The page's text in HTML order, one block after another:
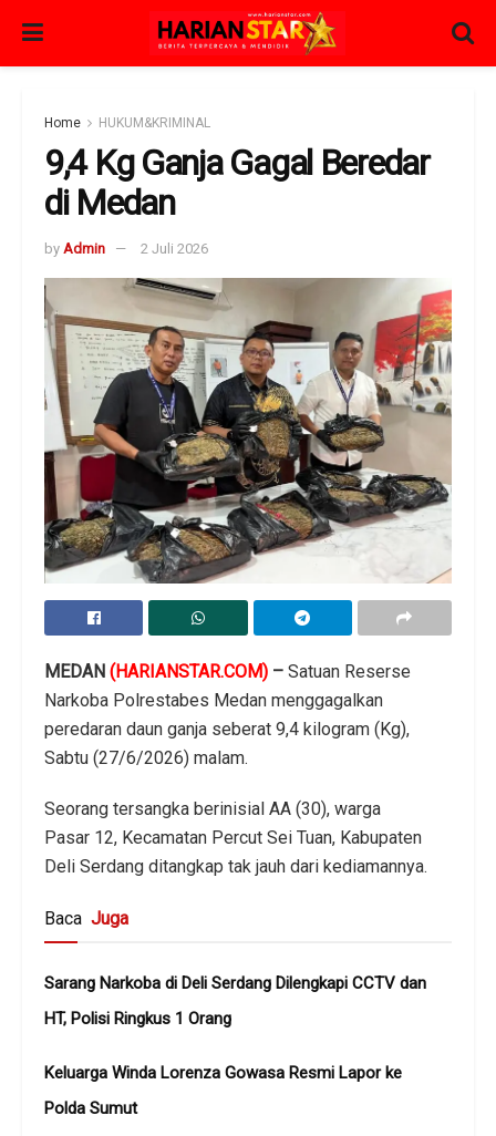
Home HUKUM&KRIMINAL
9,4 Kg Ganja Gagal Beredar
di Medan
by Admin 2 Juli 2026
MEDAN (HARIANSTAR.COM) – Satuan Reserse
Narkoba Polrestabes Medan menggagalkan
peredaran daun ganja seberat 9,4 kilogram (Kg),
Sabtu (27/6/2026) malam.
Seorang tersangka berinisial AA (30), warga
Pasar 12, Kecamatan Percut Sei Tuan, Kabupaten
Deli Serdang ditangkap tak jauh dari kediamannya.
Baca Juga
Sarang Narkoba di Deli Serdang Dilengkapi CCTV dan
HT, Polisi Ringkus 1 Orang
Keluarga Winda Lorenza Gowasa Resmi Lapor ke
Polda Sumut